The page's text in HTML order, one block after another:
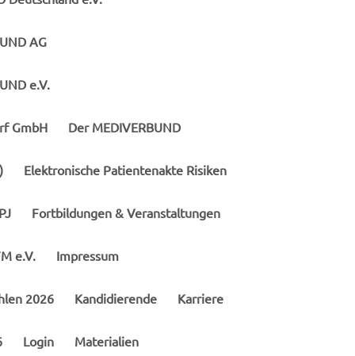
AG
e.V.
GmbH Der MEDIVERBUND
Elektronische Patientenakte Risiken
Fortbildungen & Veranstaltungen
e.V. Impressum
2026 Kandidierende Karriere
Login Materialien